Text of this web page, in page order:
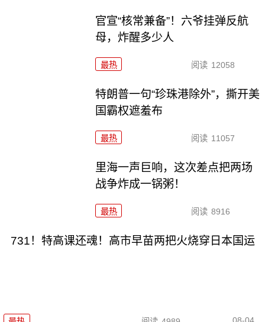
官宣“核常兼备”！六爷挂弹反航
母，炸醒多少人
最热 阅读 12058
特朗普一句“珍珠港除外”，撕开美
国霸权遮羞布
最热 阅读 11057
里海一声巨响，这次差点把两场
战争炸成一锅粥！
最热 阅读 8916
731！特高课还魂！高市早苗两把火烧穿日本国运